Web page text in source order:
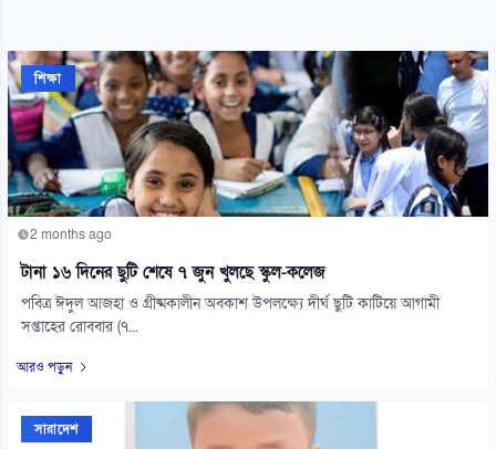
শিক্ষা
2 months ago
টানা ১৬ দিনের ছুটি শেষে ৭ জুন খুলছে স্কুল-কলেজ
পবিত্র ঈদুল আজহা ও গ্রীষ্মকালীন অবকাশ উপলক্ষ্যে দীর্ঘ ছুটি কাটিয়ে আগামী
সপ্তাহের রোববার (৭...
আরও পড়ুন
সারাদেশ